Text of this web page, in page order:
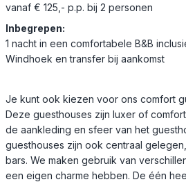
vanaf € 125,- p.p. bij 2 personen
Inbegrepen:
1 nacht in een comfortabele B&B
Windhoek en transfer bij aankomst
Je kunt ook kiezen voor ons comfort
Deze guesthouses zijn luxer of
de aankleding en sfeer van het
guesthouses zijn ook centraal
bars. We maken gebruik van
een eigen charme hebben. De één